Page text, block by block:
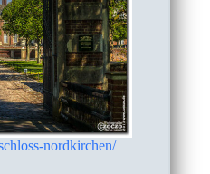
nordkirchen/